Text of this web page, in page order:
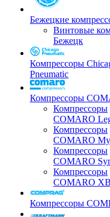
Бежецкие
Винтовые
Бежецк
Компрессоры
Pneumatic
Компрессоры
Компрессоры
COMARO
Компрессоры
COMARO
Компрессоры
COMARO
Компрессоры
COMARO XB
Компрессоры